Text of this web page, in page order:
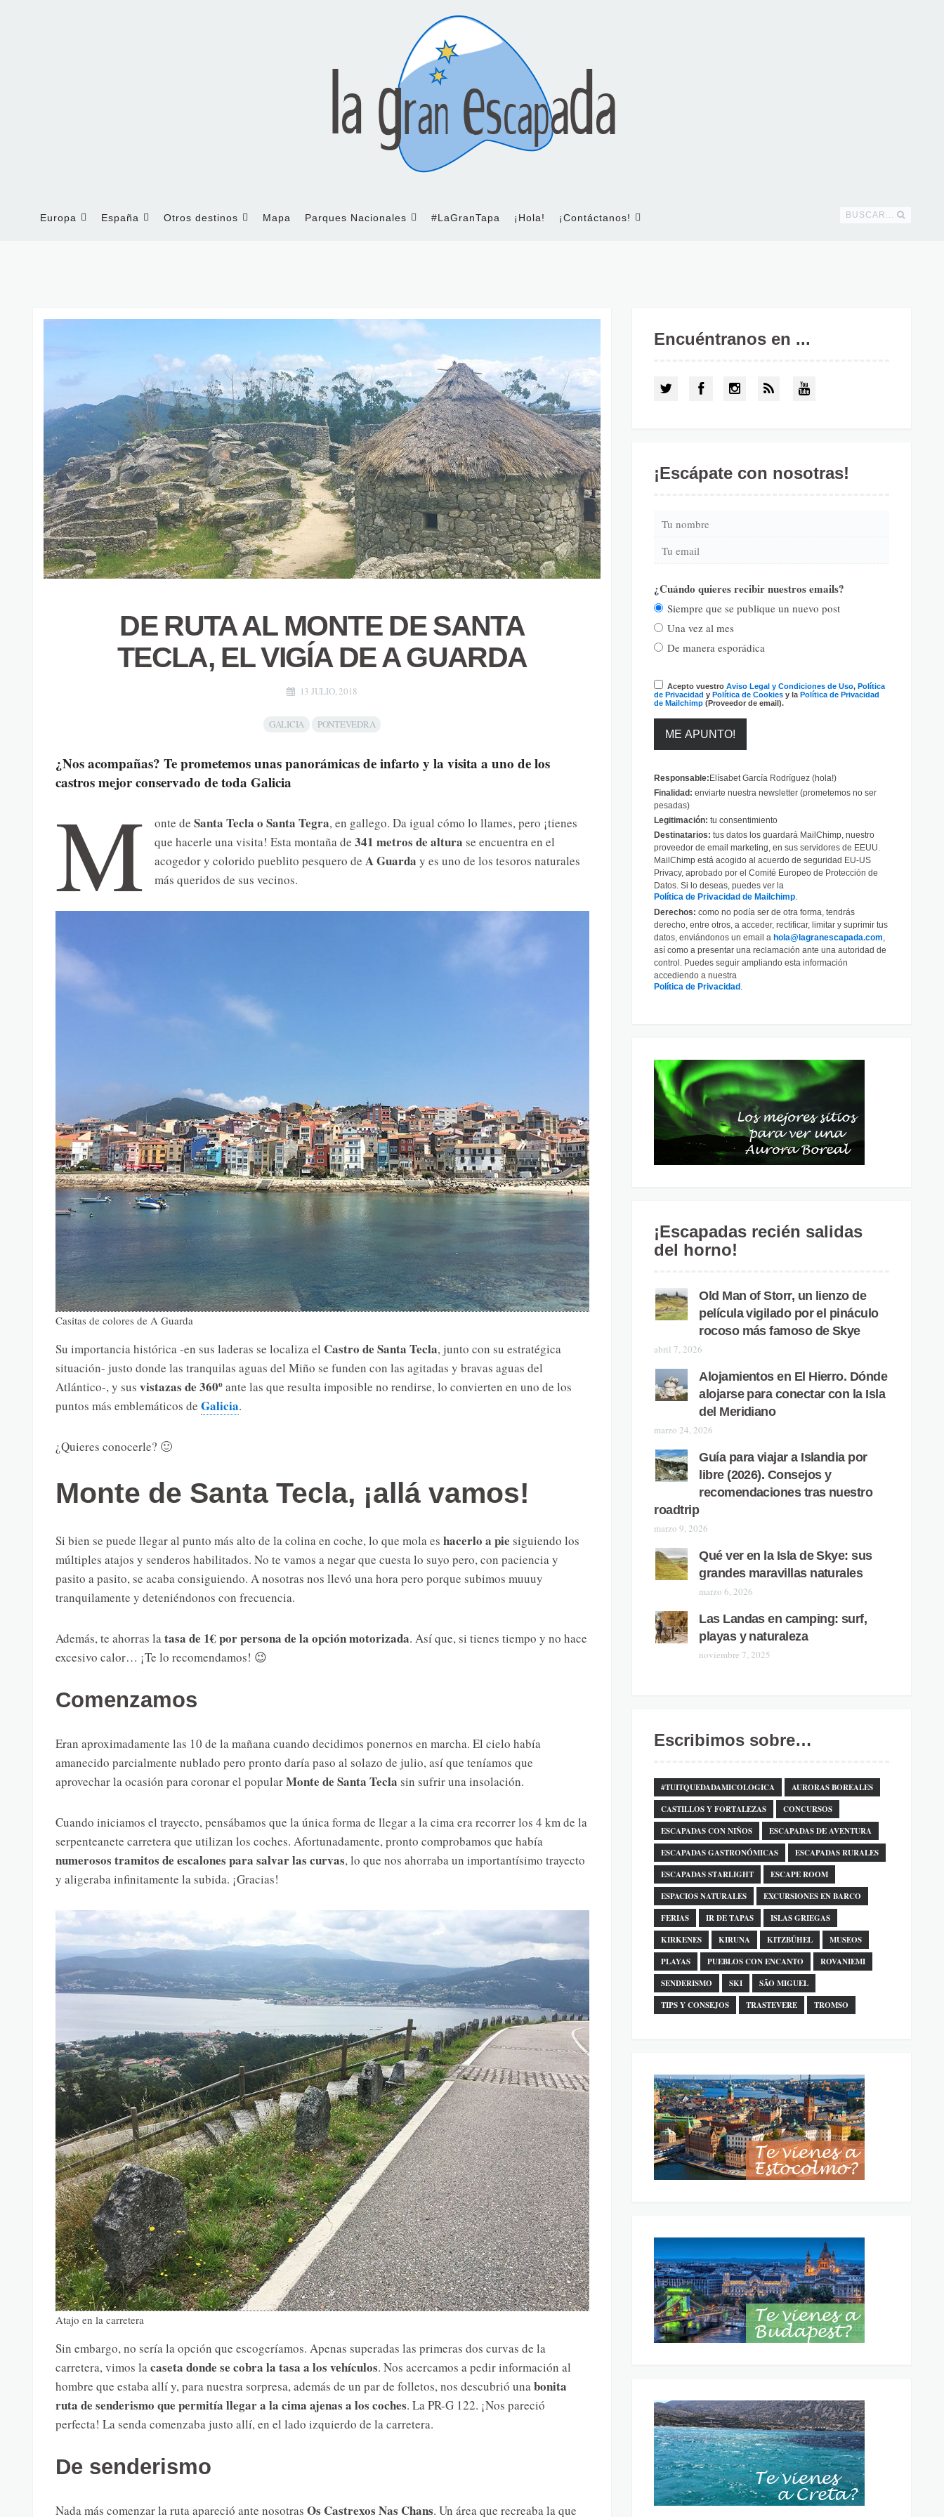
Europa España Otros destinos Mapa Parques Nacionales #LaGranTapa ¡Hola! ¡Contáctanos! BUSCAR...
DE RUTA AL MONTE DE SANTA
TECLA, EL VIGÍA DE A GUARDA
13 JULIO, 2018
GALICIA PONTEVEDRA
¿Nos acompañas? Te prometemos unas panorámicas de infarto y la visita a uno de los
castros mejor conservado de toda Galicia
M onte de Santa Tecla o Santa Tegra, en gallego. Da igual cómo lo llames, pero ¡tienes
que hacerle una visita! Esta montaña de 341 metros de altura se encuentra en el
acogedor y colorido pueblito pesquero de A Guarda y es uno de los tesoros naturales
más queridos de sus vecinos.
Casitas de colores de A Guarda
Su importancia histórica -en sus laderas se localiza el Castro de Santa Tecla, junto con su estratégica
situación- justo donde las tranquilas aguas del Miño se funden con las agitadas y bravas aguas del
Atlántico-, y sus vistazas de 360ºante las que resulta imposible no rendirse, lo convierten en uno de los
puntos más emblemáticos de Galicia.
¿Quieres conocerle? 🙂
Monte de Santa Tecla, ¡allá vamos!
Si bien se puede llegar al punto más alto de la colina en coche, lo que mola es hacerlo a pie siguiendo los
múltiples atajos y senderos habilitados. No te vamos a negar que cuesta lo suyo pero, con paciencia y
pasito a pasito, se acaba consiguiendo. A nosotras nos llevó una hora pero porque subimos muuuy
tranquilamente y deteniéndonos con frecuencia.
Además, te ahorras latasa de 1€ por persona de la opción motorizada. Así que, si tienes tiempo y no hace
excesivo calor… ¡Te lo recomendamos! 😉
Comenzamos
Eran aproximadamente las 10 de la mañana cuando decidimos ponernos en marcha. El cielo había
amanecido parcialmente nublado pero pronto daría paso al solazo de julio, así que teníamos que
aprovechar la ocasión para coronar el popularMonte de Santa Tecla sin sufrir una insolación.
Cuando iniciamos el trayecto, pensábamos que la única forma de llegar a la cima era recorrer los 4 km de la
serpenteanete carretera que utilizan los coches. Afortunadamente, pronto comprobamos que había
numerosos tramitos de escalones para salvar las curvas, lo que nos ahorraba un importantísimo trayecto
y aligeraba infinitamente la subida. ¡Gracias!
Atajo en la carretera
Sin embargo, no sería la opción que escogeríamos. Apenas superadas las primeras dos curvas de la
carretera, vimos lacaseta donde se cobra la tasa a los vehículos. Nos acercamos a pedir información al
hombre que estaba allí y, para nuestra sorpresa, además de un par de folletos, nos descubrió unabonita
ruta de senderismo que permitía llegar a la cima ajenas a los coches. La PR-G 122. ¡Nos pareció
perfecta! La senda comenzaba justo allí, en el lado izquierdo de la carretera.
De senderismo
Nada más comenzar la ruta apareció ante nosotras Os Castrexos Nas Chans. Un área que recreaba la que
Encuéntranos en ...
¡Escápate con nosotras!
¿Cuándo quieres recibir nuestros emails?
Siempre que se publique un nuevo post
Una vez al mes
De manera esporádica
Acepto vuestroAviso Legal y Condiciones de Uso,Política
de Privacidad yPolítica de Cookies y laPolítica de Privacidad
de Mailchimp (Proveedor de email).
Responsable: Elísabet García Rodríguez (hola!)
Finalidad:enviarte nuestra newsletter (prometemos no ser
pesadas)
Legitimación:tu consentimiento
Destinatarios:tus datos los guardará MailChimp, nuestro
proveedor de email marketing, en sus servidores de EEUU.
MailChimp está acogido al acuerdo de seguridad EU-US
Privacy, aprobado por el Comité Europeo de Protección de
Datos. Si lo deseas, puedes ver la
Política de Privacidad de Mailchimp.
Derechos:como no podía ser de otra forma, tendrás
derecho, entre otros, a acceder, rectificar, limitar y suprimir tus
datos, enviándonos un email a hola@lagranescapada.com,
así como a presentar una reclamación ante una autoridad de
control. Puedes seguir ampliando esta información
accediendo a nuestra
Política de Privacidad .
¡Escapadas recién salidas
del horno!
Old Man of Storr, un lienzo de
película vigilado por el pináculo
rocoso más famoso de Skye
abril 7, 2026
Alojamientos en El Hierro. Dónde
alojarse para conectar con la Isla
del Meridiano
marzo 24, 2026
Guía para viajar a Islandia por
libre (2026). Consejos y
recomendaciones tras nuestro
roadtrip
marzo 9, 2026
Qué ver en la Isla de Skye: sus
grandes maravillas naturales
marzo 6, 2026
Las Landas en camping: surf,
playas y naturaleza
noviembre 7, 2025
Escribimos sobre…
#TUITQUEDADAMICOLOGICA
AURORAS BOREALES
CASTILLOS Y FORTALEZAS
CONCURSOS
ESCAPADAS CON NIÑOS
ESCAPADAS DE AVENTURA
ESCAPADAS GASTRONÓMICAS
ESCAPADAS RURALES
ESCAPADAS STARLIGHT
ESCAPE ROOM
ESPACIOS NATURALES
EXCURSIONES EN BARCO
FERIAS
IR DE TAPAS
ISLAS GRIEGAS
KIRKENES
KIRUNA KITZBÜHEL
MUSEOS
PLAYAS
PUEBLOS CON ENCANTO
ROVANIEMI
SENDERISMO
SKI
SÃO MIGUEL
TIPS Y CONSEJOS
TRASTEVERE TROMSO